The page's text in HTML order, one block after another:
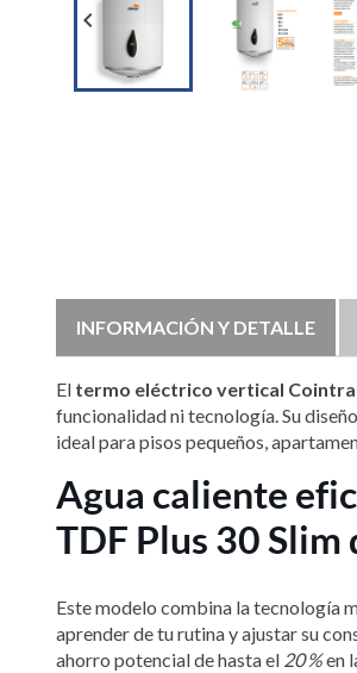

INFORMACIÓN Y DETALLE
El termo eléctrico vertical Cointra
funcionalidad ni tecnología. Su
ideal para pisos pequeños,
Agua caliente
TDF Plus 30 Slim
Este modelo combina la tecnología
aprender de tu rutina y ajustar su
ahorro potencial de hasta el 20 %en